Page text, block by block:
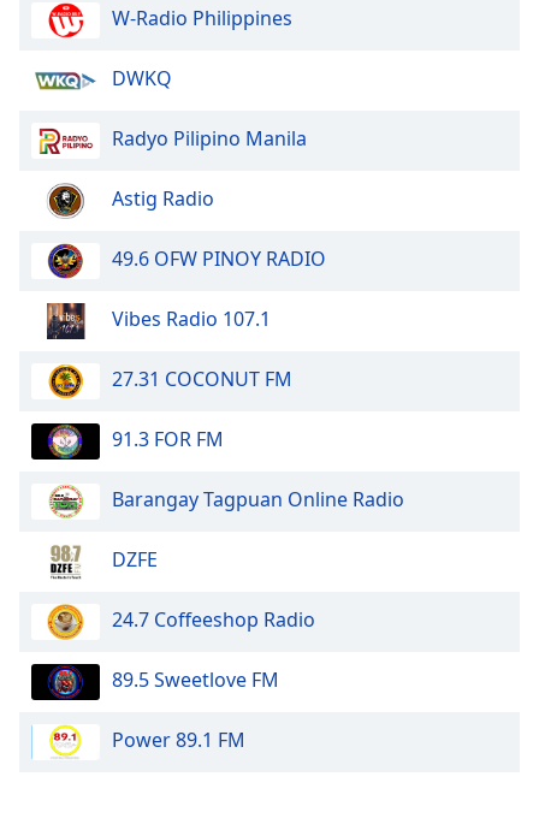
Family
Reset
Close
Dialog
dialog
W-Radio Philippines
DWKQ
Radyo Pilipino Manila
Astig Radio
49.6 OFW PINOY RADIO
Vibes Radio 107.1
27.31 COCONUT FM
91.3 FOR FM
Barangay Tagpuan Online Radio
DZFE
24.7 Coffeeshop Radio
89.5 Sweetlove FM
Power 89.1 FM